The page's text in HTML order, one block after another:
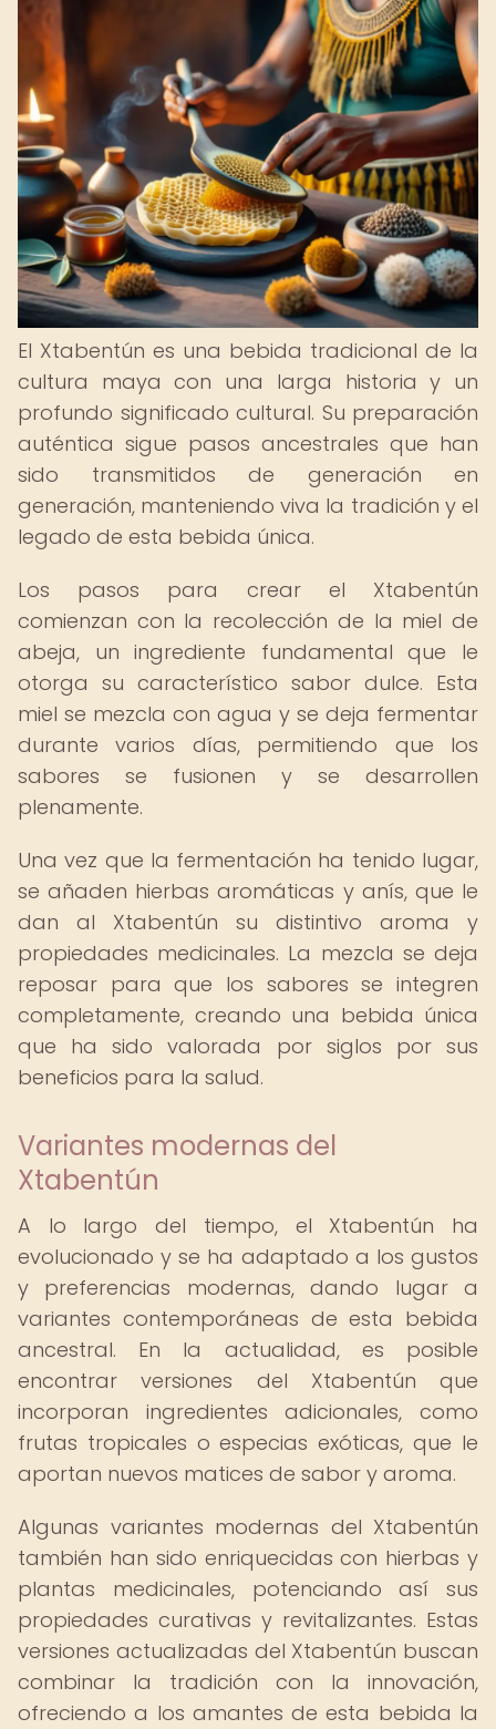
El Xtabentún es una bebida tradicional de la
cultura maya con una larga historia y un
profundo significado cultural. Su preparación
auténtica sigue pasos ancestrales que han
sido transmitidos de generación en
generación, manteniendo viva la tradición y el
legado de esta bebida única.
Los pasos para crear el Xtabentún
comienzan con la recolección de la miel de
abeja, un ingrediente fundamental que le
otorga su característico sabor dulce. Esta
miel se mezcla con agua y se deja fermentar
durante varios días, permitiendo que los
sabores se fusionen y se desarrollen
plenamente.
Una vez que la fermentación ha tenido lugar,
se añaden hierbas aromáticas y anís, que le
dan al Xtabentún su distintivo aroma y
propiedades medicinales. La mezcla se deja
reposar para que los sabores se integren
completamente, creando una bebida única
que ha sido valorada por siglos por sus
beneficios para la salud.
Variantes modernas del
Xtabentún
A lo largo del tiempo, el Xtabentún ha
evolucionado y se ha adaptado a los gustos
y preferencias modernas, dando lugar a
variantes contemporáneas de esta bebida
ancestral. En la actualidad, es posible
encontrar versiones del Xtabentún que
incorporan ingredientes adicionales, como
frutas tropicales o especias exóticas, que le
aportan nuevos matices de sabor y aroma.
Algunas variantes modernas del Xtabentún
también han sido enriquecidas con hierbas y
plantas medicinales, potenciando así sus
propiedades curativas y revitalizantes. Estas
versiones actualizadas del Xtabentún buscan
combinar la tradición con la innovación,
ofreciendo a los amantes de esta bebida la